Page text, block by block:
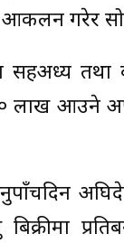
गरेर
तथा
लाख आउने
बिक्रीमा